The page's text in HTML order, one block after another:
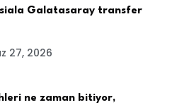
Galatasaray transfer
27, 2026
ne zaman bitiyor,